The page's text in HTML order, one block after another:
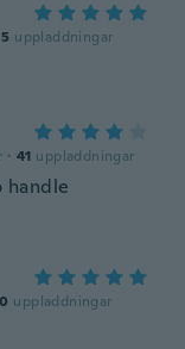
5 uppladdningar
· 41 uppladdningar
handle
uppladdningar